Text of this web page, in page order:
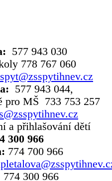
577 943 030
778 767 060
577 943 044,
pro MŠ 733 753 257
a přihlašování dětí
300 966
774 700 966
774 300 966